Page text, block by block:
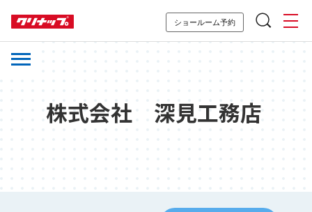
ショールーム予約
株式会社 深見工務店